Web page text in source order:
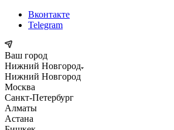
Вконтакте
Telegram
Ваш город
Нижний Новгород
Нижний Новгород
Москва
Санкт-Петербург
Алматы
Астана